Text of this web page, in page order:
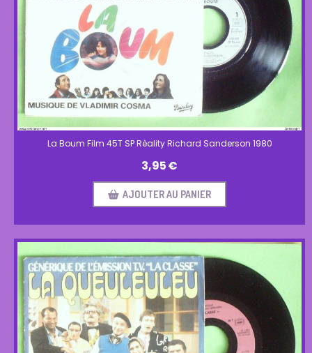
La Boum Film 45T SP Rèality Richard Sanderson 1980
3,95€
AJOUTER AU PANIER